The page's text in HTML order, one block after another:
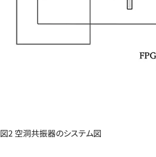
図2 空洞共振器のシステム図